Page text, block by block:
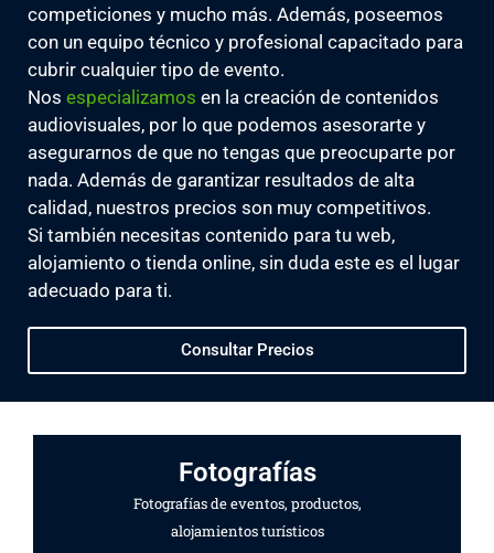
competiciones y mucho más. Además, poseemos
con un equipo técnico y profesional capacitado para
cubrir cualquier tipo de evento.
Nos especializamos en la creación de contenidos
audiovisuales, por lo que podemos asesorarte y
asegurarnos de que no tengas que preocuparte por
nada. Además de garantizar resultados de alta
calidad, nuestros precios son muy competitivos.
Si también necesitas contenido para tu web,
alojamiento o tienda online, sin duda este es el lugar
adecuado para ti.
Consultar Precios
Fotografías
Fotografías de eventos, productos,
alojamientos turísticos